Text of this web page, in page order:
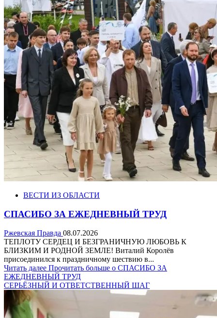
ВЕСТИ ИЗ ОБЛАСТИ
СПАСИБО ЗА ЕЖЕДНЕВНЫЙ ТРУД
Ржевская Правда 08.07.2026
ТЕПЛОТУ СЕРДЕЦ И БЕЗГРАНИЧНУЮ ЛЮБОВЬ К
БЛИЗКИМ И РОДНОЙ ЗЕМЛЕ! Виталий Королёв
присоединился к праздничному шествию в...
Читать далее Прочитать больше о СПАСИБО ЗА
ЕЖЕДНЕВНЫЙ ТРУД
СЕРЬЁЗНЫЙ И ОТВЕТСТВЕННЫЙ ШАГ